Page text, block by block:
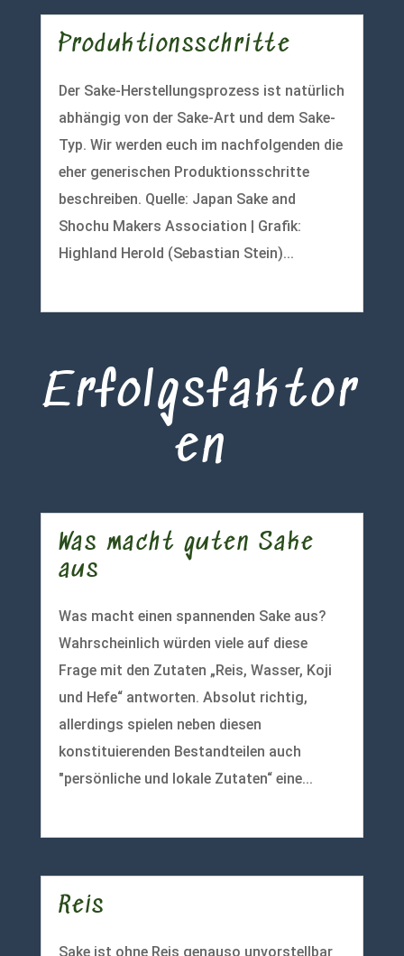
Produktionsschritte
Der Sake-Herstellungsprozess ist natürlich
abhängig von der Sake-Art und dem Sake-
Typ. Wir werden euch im nachfolgenden die
eher generischen Produktionsschritte
beschreiben. Quelle: Japan Sake and
Shochu Makers Association | Grafik:
Highland Herold (Sebastian Stein)...
Erfolgsfaktor
en
Was macht guten Sake
aus
Was macht einen spannenden Sake aus?
Wahrscheinlich würden viele auf diese
Frage mit den Zutaten „Reis, Wasser, Koji
und Hefe“ antworten. Absolut richtig,
allerdings spielen neben diesen
konstituierenden Bestandteilen auch
"persönliche und lokale Zutaten“ eine...
Reis
Sake ist ohne Reis genauso unvorstellbar